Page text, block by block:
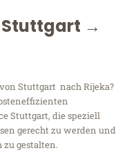
Stuttgart →
Stuttgart nach Rijeka?
Stuttgart, die speziell
gerecht zu werden und
zu gestalten.